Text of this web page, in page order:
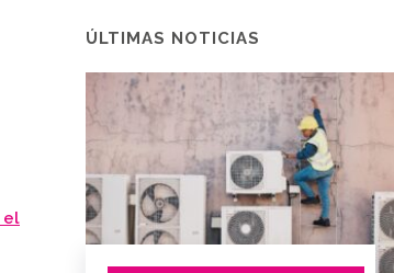
el
ÚLTIMAS NOTICIAS